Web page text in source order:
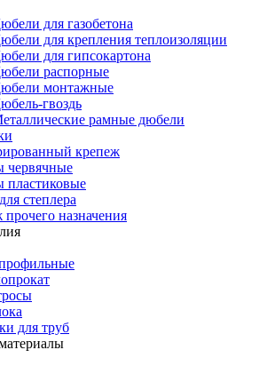
для газобетона
для крепления теплоизоляции
для гипсокартона
распорные
монтажные
гвоздь
рамные дюбели
крепеж
червячные
пластиковые
степлера
назначения
для труб